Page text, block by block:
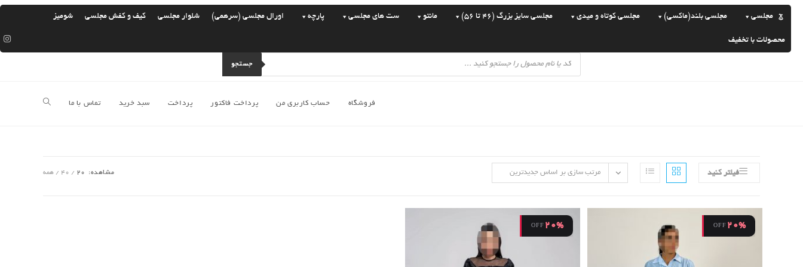
پرش
مجلسی مجلسی بلند(ماکسی) مجلسی کوتاه و میدی مجلسی سایز بزرگ (46 تا 56) مانتو ست های مجلسی پارچه اورال مجلسی (سرهمی) شلوار مجلسی کیف و کفش مجلسی شومیز
محصولات با تخفیف
Products
search
جستجو
فروشگاه حساب کاربری من پرداخت فاکتور پرداخت سبد خرید تماس با ما جستجوی
فیلتر کنید مرتب سازی بر اساس جدیدترین مشاهده: 20
40 همه
20%
OFF
20%
OFF